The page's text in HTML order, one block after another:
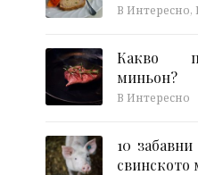
В Интересно,
Какво
миньон?
В Интересно
10
свинското